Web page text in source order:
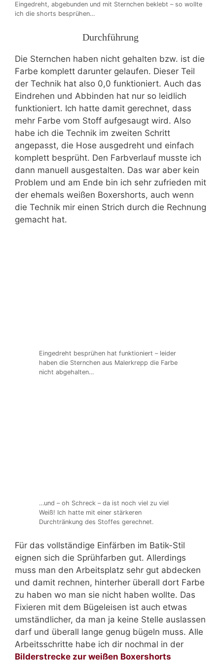
Eingedreht, abgebunden und mit Sternchen beklebt – so wollte
ich die shorts besprühen…
Durchführung
Die Sternchen haben nicht gehalten bzw. ist die
Farbe komplett darunter gelaufen. Dieser Teil
der Technik hat also 0,0 funktioniert. Auch das
Eindrehen und Abbinden hat nur so leidlich
funktioniert. Ich hatte damit gerechnet, dass
mehr Farbe vom Stoff aufgesaugt wird. Also
habe ich die Technik im zweiten Schritt
angepasst, die Hose ausgedreht und einfach
komplett besprüht. Den Farbverlauf musste ich
dann manuell ausgestalten. Das war aber kein
Problem und am Ende bin ich sehr zufrieden mit
der ehemals weißen Boxershorts, auch wenn
die Technik mir einen Strich durch die Rechnung
gemacht hat.
Eingedreht besprühen hat funktioniert – leider
haben die Sternchen aus Malerkrepp die Farbe
nicht abgehalten…
…und – oh Schreck – da ist noch viel zu viel
Weiß! Ich hatte mit einer stärkeren
Durchtränkung des Stoffes gerechnet.
Für das vollständige Einfärben im Batik-Stil
eignen sich die Sprühfarben gut. Allerdings
muss man den Arbeitsplatz sehr gut abdecken
und damit rechnen, hinterher überall dort Farbe
zu haben wo man sie nicht haben wollte. Das
Fixieren mit dem Bügeleisen ist auch etwas
umständlicher, da man ja keine Stelle auslassen
darf und überall lange genug bügeln muss. Alle
Arbeitsschritte habe ich dir nochmal in der
Bilderstrecke zur weißen Boxershorts